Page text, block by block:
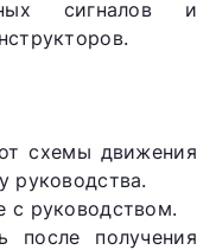
сигналов и
схемы движения
руководства.
с руководством.
после получения